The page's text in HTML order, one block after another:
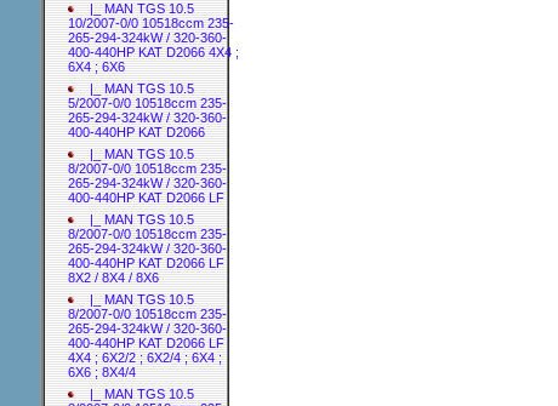
|_ MAN TGS 10.5
10/2007-0/0 10518ccm 235-
265-294-324kW / 320-360-
400-440HP KAT D2066 4X4 ;
6X4 ; 6X6
|_ MAN TGS 10.5
5/2007-0/0 10518ccm 235-
265-294-324kW / 320-360-
400-440HP KAT D2066
|_ MAN TGS 10.5
8/2007-0/0 10518ccm 235-
265-294-324kW / 320-360-
400-440HP KAT D2066 LF
|_ MAN TGS 10.5
8/2007-0/0 10518ccm 235-
265-294-324kW / 320-360-
400-440HP KAT D2066 LF
8X2 / 8X4 / 8X6
|_ MAN TGS 10.5
8/2007-0/0 10518ccm 235-
265-294-324kW / 320-360-
400-440HP KAT D2066 LF
4X4 ; 6X2/2 ; 6X2/4 ; 6X4 ;
6X6 ; 8X4/4
|_ MAN TGS 10.5